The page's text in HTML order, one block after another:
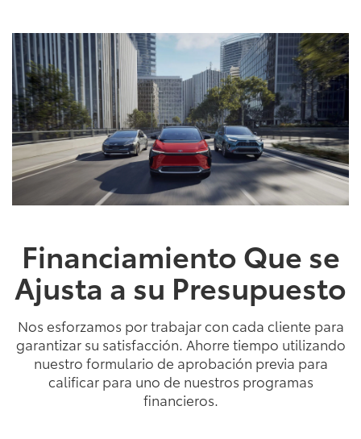
Financiamiento Que se
Ajusta a su Presupuesto
Nos esforzamos por trabajar con cada cliente para
garantizar su satisfacción. Ahorre tiempo utilizando
nuestro formulario de aprobación previa para
calificar para uno de nuestros programas
financieros.